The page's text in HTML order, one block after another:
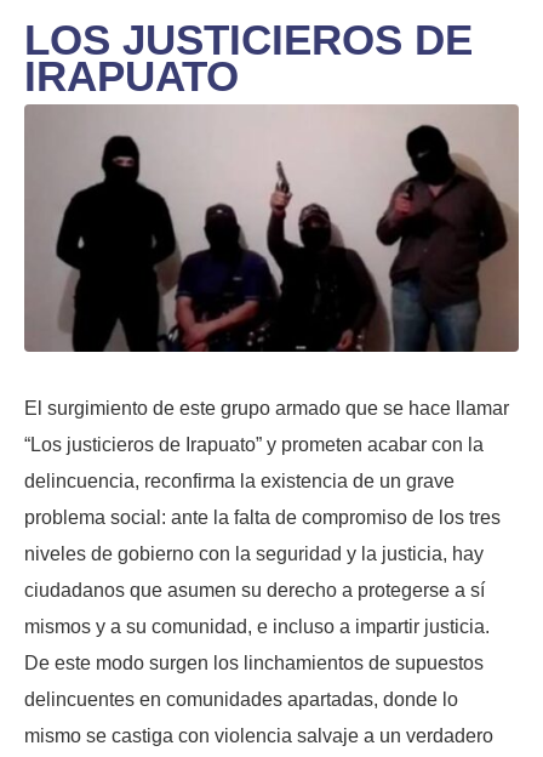
​LOS JUSTICIEROS DE
IRAPUATO
El surgimiento de este grupo armado que se hace llamar
“Los justicieros de Irapuato” y prometen acabar con la
delincuencia, reconfirma la existencia de un grave
problema social: ante la falta de compromiso de los tres
niveles de gobierno con la seguridad y la justicia, hay
ciudadanos que asumen su derecho a protegerse a sí
mismos y a su comunidad, e incluso a impartir justicia.
De este modo surgen los linchamientos de supuestos
delincuentes en comunidades apartadas, donde lo
mismo se castiga con violencia salvaje a un verdadero